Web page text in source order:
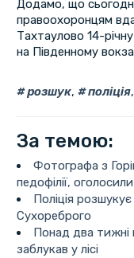
Додамо, що
правоохоронцям
Тахтаулово 14-
на Південному
розшук, поліція,
За темою:
Фотографа з
педофілії,
Поліція
Сухореброго
Понад два тижні
заблукав у лісі